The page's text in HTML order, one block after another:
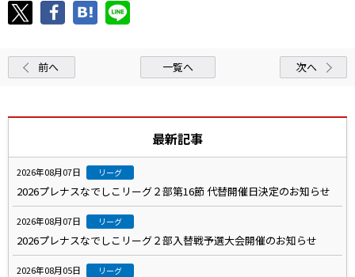
前へ 一覧へ 次へ
最新記事
2026年08月07日 リーグ
2026プレナスなでしこリーグ２部第16節 代替開催日決定のお知らせ
2026年08月07日 リーグ
2026プレナスなでしこリーグ２部入替戦予選大会開催のお知らせ
2026年08月05日 リーグ